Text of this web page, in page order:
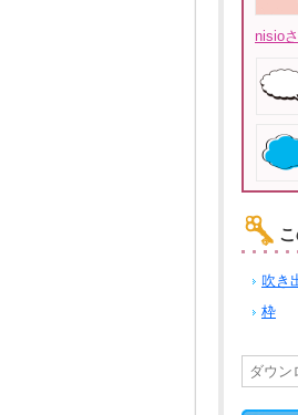
nisio
吹き
枠